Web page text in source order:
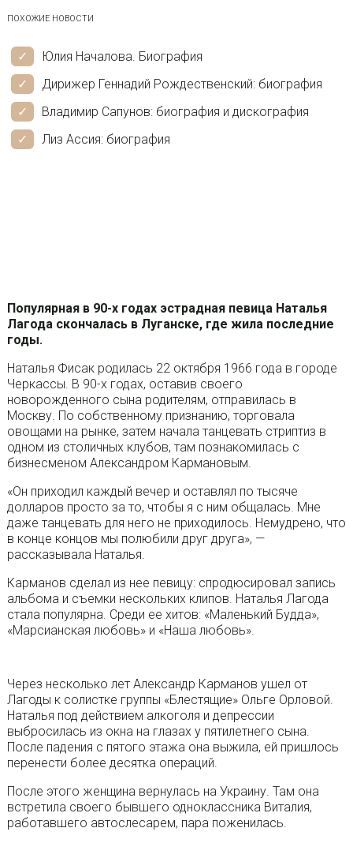
ПОХОЖИЕ НОВОСТИ
Юлия Началова. Биография
Дирижер Геннадий Рождественский: биография
Владимир Сапунов: биография и дискография
Лиз Ассия: биография
Популярная в 90-х годах эстрадная певица Наталья
Лагода скончалась в Луганске, где жила последние
годы.
Наталья Фисак родилась 22 октября 1966 года в городе
Черкассы. В 90-х годах, оставив своего
новорожденного сына родителям, отправилась в
Москву. По собственному признанию, торговала
овощами на рынке, затем начала танцевать стриптиз в
одном из столичных клубов, там познакомилась с
бизнесменом Александром Кармановым.
«Он приходил каждый вечер и оставлял по тысяче
долларов просто за то, чтобы я с ним общалась. Мне
даже танцевать для него не приходилось. Немудрено, что
в конце концов мы полюбили друг друга», —
рассказывала Наталья.
Карманов сделал из нее певицу: спродюсировал запись
альбома и съемки нескольких клипов. Наталья Лагода
стала популярна. Среди ее хитов: «Маленький Будда»,
«Марсианская любовь» и «Наша любовь».
Через несколько лет Александр Карманов ушел от
Лагоды к солистке группы «Блестящие» Ольге Орловой.
Наталья под действием алкоголя и депрессии
выбросилась из окна на глазах у пятилетнего сына.
После падения с пятого этажа она выжила, ей пришлось
перенести более десятка операций.
После этого женщина вернулась на Украину. Там она
встретила своего бывшего одноклассника Виталия,
работавшего автослесарем, пара поженилась.